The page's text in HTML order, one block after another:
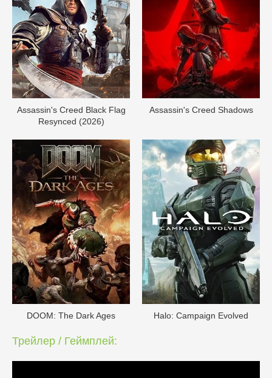
Assassin's Creed Black Flag
Resynced (2026)
Assassin's Creed Shadows
DOОM: The Dark Ages Halo: Campaign Evolved
Трейлер / Геймплей: